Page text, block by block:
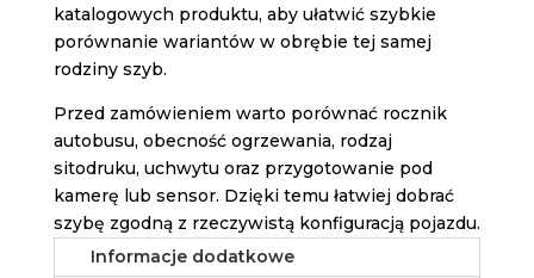
katalogowych produktu, aby ułatwić szybkie
porównanie wariantów w obrębie tej samej
rodziny szyb.
Przed zamówieniem warto porównać rocznik
autobusu, obecność ogrzewania, rodzaj
sitodruku, uchwytu oraz przygotowanie pod
kamerę lub sensor. Dzięki temu łatwiej dobrać
szybę zgodną z rzeczywistą konfiguracją pojazdu.
Informacje dodatkowe